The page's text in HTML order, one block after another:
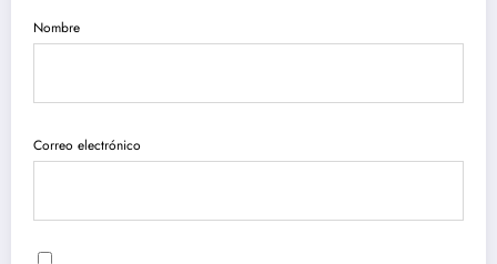
Nombre
Correo electrónico